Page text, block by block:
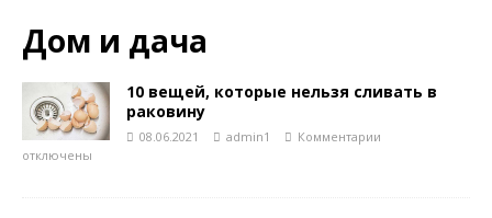
Дом и дача
10 вещей, которые нельзя сливать в
раковину
08.06.2021 admin1
Комментарии
отключены